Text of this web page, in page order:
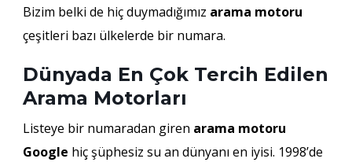
Bizim belki de hiç duymadığımız arama motoru
çeşitleri bazı ülkelerde bir numara.
Dünyada En Çok Tercih Edilen
Arama Motorları
Listeye bir numaradan giren arama motoru
Google hiç şüphesiz su an dünyanı en iyisi. 1998’de